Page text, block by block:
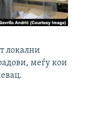
локални
меѓу кои